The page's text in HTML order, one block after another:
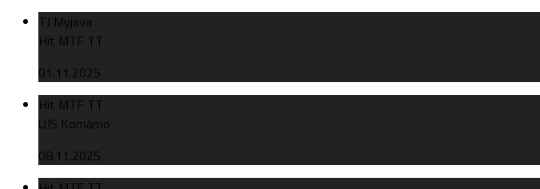
TJ Myjava
Hit MTF TT
01.11.2025
Hit MTF TT
UJS Komárno
08.11.2025